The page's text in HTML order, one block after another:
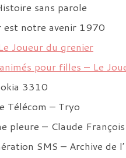
sans parole
est notre avenir 1970
Joueur du grenier
pour filles – Le
3310
Télécom – Tryo
pleure – Claude François
SMS – Archive de